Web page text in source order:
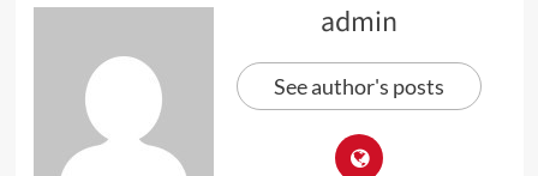
admin
See author's posts